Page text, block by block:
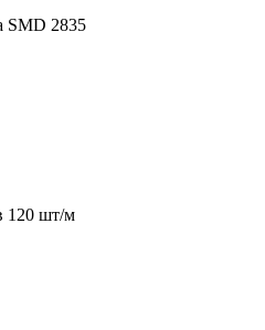
SMD 2835
120 шт/м